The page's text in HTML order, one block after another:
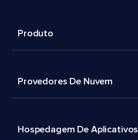
Produto
Provedores De Nuvem
Hospedagem De Aplicativos